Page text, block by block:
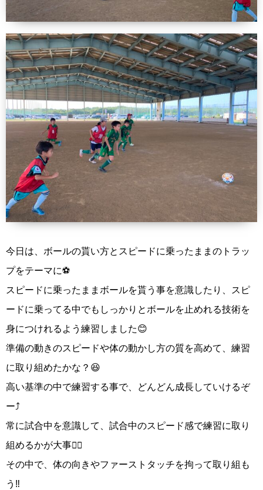
今日は、ボールの貰い方とスピードに乗ったままのトラッ
プをテーマに⚽️
スピードに乗ったままボールを貰う事を意識したり、スピ
ードに乗ってる中でもしっかりとボールを止めれる技術を
身につけれるよう練習しました😊
準備の動きのスピードや体の動かし方の質を高めて、練習
に取り組めたかな？😆
高い基準の中で練習する事で、どんどん成長していけるぞ
ー⤴️
常に試合中を意識して、試合中のスピード感で練習に取り
組めるかが大事👍🏻
その中で、体の向きやファーストタッチを拘って取り組も
う‼️